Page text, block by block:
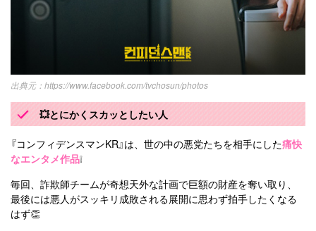
https://www.facebook.com/tvchosun/photos
💥とにかくスカッとしたい人
『コンフィデンスマンKR』は、世の中の悪党たちを相手にした痛快
なエンタメ作品❕
毎回、詐欺師チームが奇想天外な計画で巨額の財産を奪い取り、
最後には悪人がスッキリ成敗される展開に思わず拍手したくなる
はず👏